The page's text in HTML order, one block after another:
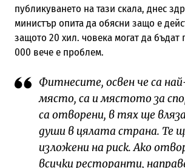
публикуването на тази скала, днес
министър опита да обясни защо е
защото 20 хил. човека могат да бъдат
000 вече е проблем.
Фитнесите, освен че са
място, са и мястото за
са отворени, в тях ще
души в цялата страна. Те
изложени на риск. Ако
всички ресторанти,